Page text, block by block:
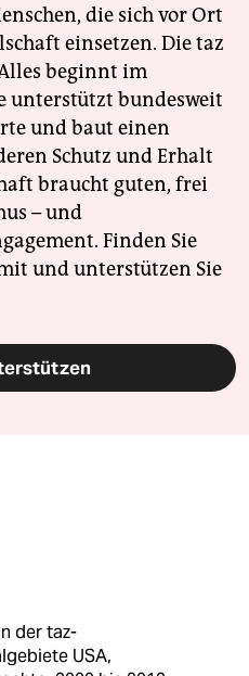
die sich vor Ort
einsetzen. Die taz
beginnt im
unterstützt bundesweit
und baut einen
Schutz und Erhalt
braucht guten, frei
– und
Finden Sie
und unterstützen Sie
der taz-
USA,